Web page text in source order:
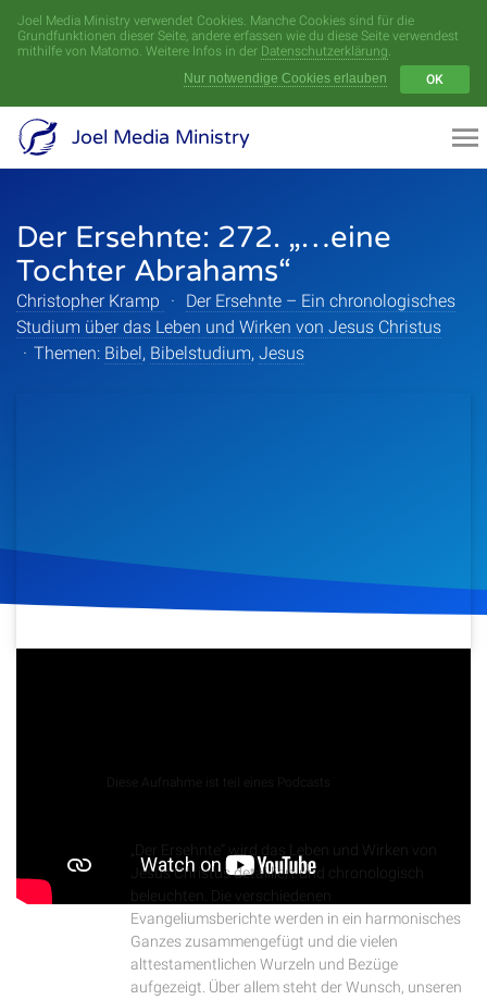
Joel Media Ministry verwendet Cookies. Manche Cookies sind für die
Grundfunktionen dieser Seite, andere erfassen wie du diese Seite verwendest
mithilfe von Matomo. Weitere Infos in der Datenschutzerklärung.
Nur notwendige Cookies erlauben
OK
Joel Media Ministry
Der Ersehnte: 272. „…eine
Tochter Abrahams“
Christopher Kramp ·
Der Ersehnte – Ein chronologisches
Studium über das Leben und Wirken von Jesus Christus
· Themen: Bibel, Bibelstudium, Jesus
Diese Aufnahme ist teil eines Podcasts
„Der Ersehnte“ wird das Leben und Wirken von
Jesus Christus detailliert und chronologisch
beleuchten. Die verschiedenen
Evangeliumsberichte werden in ein harmonisches
Ganzes zusammengefügt und die vielen
alttestamentlichen Wurzeln und Bezüge
aufgezeigt. Über allem steht der Wunsch, unseren
Menü
Videoarchiv
Serien
Themen